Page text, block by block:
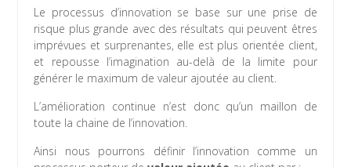
Le processus d’innovation se base sur une prise de
risque plus grande avec des résultats qui peuvent êtres
imprévues et surprenantes, elle est plus orientée client,
et repousse l’imagination au-delà de la limite pour
générer le maximum de valeur ajoutée au client.
L’amélioration continue n’est donc qu’un maillon de
toute la chaine de l’innovation.
Ainsi nous pourrons définir l’innovation comme un